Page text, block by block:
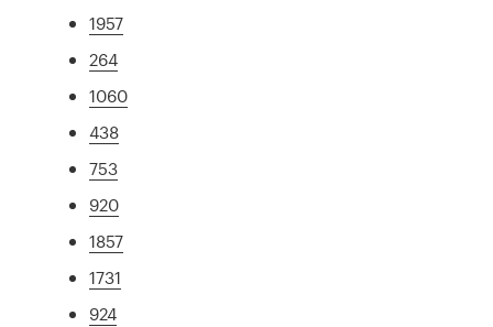
1957
264
1060
438
753
920
1857
1731
924